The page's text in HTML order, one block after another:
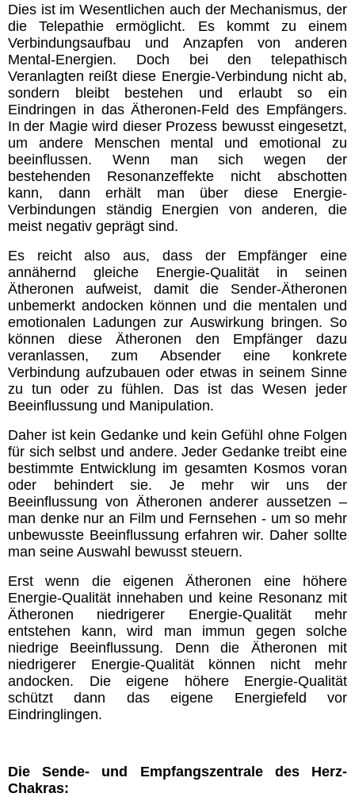
Dies ist im Wesentlichen auch der Mechanismus, der
die Telepathie ermöglicht. Es kommt zu einem
Verbindungsaufbau und Anzapfen von anderen
Mental-Energien. Doch bei den telepathisch
Veranlagten reißt diese Energie-Verbindung nicht ab,
sondern bleibt bestehen und erlaubt so ein
Eindringen in das Ätheronen-Feld des Empfängers.
In der Magie wird dieser Prozess bewusst eingesetzt,
um andere Menschen mental und emotional zu
beeinflussen. Wenn man sich wegen der
bestehenden Resonanzeffekte nicht abschotten
kann, dann erhält man über diese Energie-
Verbindungen ständig Energien von anderen, die
meist negativ geprägt sind.
Es reicht also aus, dass der Empfänger eine
annähernd gleiche Energie-Qualität in seinen
Ätheronen aufweist, damit die Sender-Ätheronen
unbemerkt andocken können und die mentalen und
emotionalen Ladungen zur Auswirkung bringen. So
können diese Ätheronen den Empfänger dazu
veranlassen, zum Absender eine konkrete
Verbindung aufzubauen oder etwas in seinem Sinne
zu tun oder zu fühlen. Das ist das Wesen jeder
Beeinflussung und Manipulation.
Daher ist kein Gedanke und kein Gefühl ohne Folgen
für sich selbst und andere. Jeder Gedanke treibt eine
bestimmte Entwicklung im gesamten Kosmos voran
oder behindert sie. Je mehr wir uns der
Beeinflussung von Ätheronen anderer aussetzen –
man denke nur an Film und Fernsehen - um so mehr
unbewusste Beeinflussung erfahren wir. Daher sollte
man seine Auswahl bewusst steuern.
Erst wenn die eigenen Ätheronen eine höhere
Energie-Qualität innehaben und keine Resonanz mit
Ätheronen niedrigerer Energie-Qualität mehr
entstehen kann, wird man immun gegen solche
niedrige Beeinflussung. Denn die Ätheronen mit
niedrigerer Energie-Qualität können nicht mehr
andocken. Die eigene höhere Energie-Qualität
schützt dann das eigene Energiefeld vor
Eindringlingen.
Die Sende- und Empfangszentrale des Herz-
Chakras: